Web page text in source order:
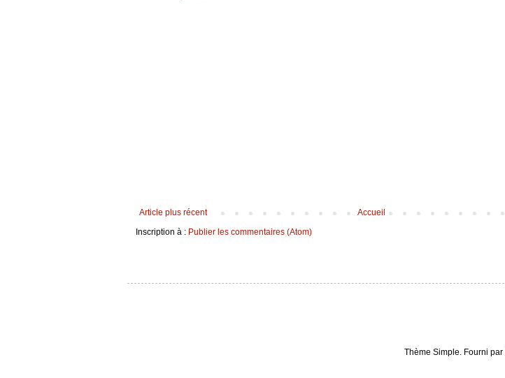
Article plus récent
Accueil
Inscription à : Publier les commentaires (Atom)
Thème Simple. Fourni par